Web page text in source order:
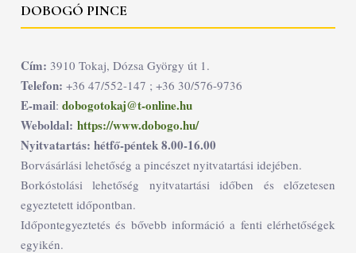
DOBOGÓ PINCE
Cím: 3910 Tokaj, Dózsa György út 1.
Telefon: +36 47/552-147 ; +36 30/576-9736
E-mail: dobogotokaj@t-online.hu
Weboldal: https://www.dobogo.hu/
Nyitvatartás: hétfő-péntek 8.00-16.00
Borvásárlási lehetőség a pincészet nyitvatartási idejében.
Borkóstolási lehetőség nyitvatartási időben és előzetesen
egyeztetett időpontban.
Időpontegyeztetés és bővebb információ a fenti elérhetőségek
egyikén.